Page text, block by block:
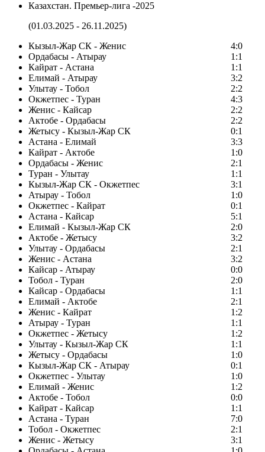
Казахстан. Премьер-лига -2025
(01.03.2025 - 26.11.2025)
Кызыл-Жар СК - Женис
4:0
Ордабасы - Атырау
1:1
Кайрат - Астана
1:1
Елимай - Атырау
3:2
Улытау - Тобол
2:2
Окжетпес - Туран
4:3
Женис - Кайсар
2:2
Актобе - Ордабасы
2:2
Жетысу - Кызыл-Жар СК
0:1
Астана - Елимай
3:3
Кайрат - Актобе
1:0
Ордабасы - Женис
2:1
Туран - Улытау
1:1
Кызыл-Жар СК - Окжетпес
3:1
Атырау - Тобол
1:0
Окжетпес - Кайрат
0:1
Астана - Кайсар
5:1
Елимай - Кызыл-Жар СК
2:0
Актобе - Жетысу
3:2
Улытау - Ордабасы
2:1
Женис - Астана
3:2
Кайсар - Атырау
0:0
Тобол - Туран
2:0
Кайсар - Ордабасы
1:1
Елимай - Актобе
2:1
Женис - Кайрат
1:2
Атырау - Туран
1:1
Окжетпес - Жетысу
1:2
Улытау - Кызыл-Жар СК
1:1
Жетысу - Ордабасы
1:0
Кызыл-Жар СК - Атырау
0:1
Окжетпес - Улытау
1:0
Елимай - Женис
1:2
Актобе - Тобол
0:0
Кайрат - Кайсар
1:1
Астана - Туран
7:0
Тобол - Окжетпес
2:1
Женис - Жетысу
3:1